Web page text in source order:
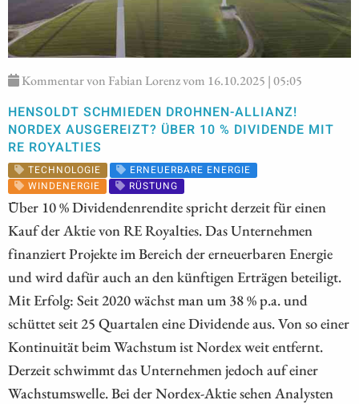
Kommentar von Fabian Lorenz vom 16.10.2025 | 05:05
HENSOLDT SCHMIEDEN DROHNEN-ALLIANZ!
NORDEX AUSGEREIZT? ÜBER 10 % DIVIDENDE MIT
RE ROYALTIES
TECHNOLOGIE
ERNEUERBARE ENERGIE
WINDENERGIE
RÜSTUNG
Über 10 % Dividendenrendite spricht derzeit für einen
Kauf der Aktie von RE Royalties. Das Unternehmen
finanziert Projekte im Bereich der erneuerbaren Energie
und wird dafür auch an den künftigen Erträgen beteiligt.
Mit Erfolg: Seit 2020 wächst man um 38 % p.a. und
schüttet seit 25 Quartalen eine Dividende aus. Von so einer
Kontinuität beim Wachstum ist Nordex weit entfernt.
Derzeit schwimmt das Unternehmen jedoch auf einer
Wachstumswelle. Bei der Nordex-Aktie sehen Analysten